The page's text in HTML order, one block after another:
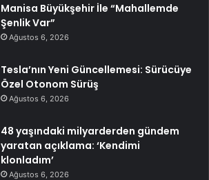
Manisa Büyükşehir İle “Mahallemde
Şenlik Var”
Ağustos 6, 2026
Tesla’nın Yeni Güncellemesi: Sürücüye
Özel Otonom Sürüş
Ağustos 6, 2026
48 yaşındaki milyarderden gündem
yaratan açıklama: ‘Kendimi
klonladım’
Ağustos 6, 2026